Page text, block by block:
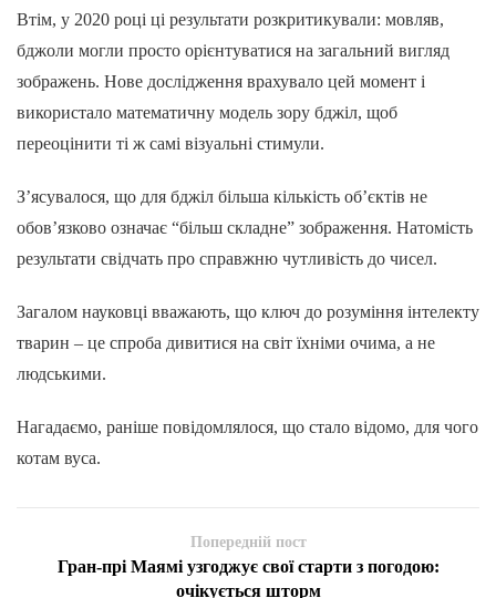
Втім, у 2020 році ці результати розкритикували: мовляв,
бджоли могли просто орієнтуватися на загальний вигляд
зображень. Нове дослідження врахувало цей момент і
використало математичну модель зору бджіл, щоб
переоцінити ті ж самі візуальні стимули.
З’ясувалося, що для бджіл більша кількість об’єктів не
обов’язково означає “більш складне” зображення. Натомість
результати свідчать про справжню чутливість до чисел.
Загалом науковці вважають, що ключ до розуміння інтелекту
тварин – це спроба дивитися на світ їхніми очима, а не
людськими.
Нагадаємо, раніше повідомлялося, що стало відомо, для чого
котам вуса.
Попередній пост
Гран-прі Маямі узгоджує свої старти з погодою:
очікується шторм